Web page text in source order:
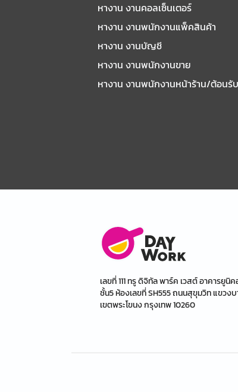
หางาน งานคอลเซ็นเตอร์
หางาน งานพนักงานแพ็คสินค้า
หางาน งานบัญชี
หางาน งานพนักงานขาย
หางาน งานพนักงานหน้าร้าน/ต้อนรับ
เลขที่ 111 ทรู ดิจิทัล พาร์ค เวสต์ อาคารยูนิ
ชั้น5 ห้องเลขที่ SH555 ถนนสุขุมวิท แขวง
เขตพระโขนง กรุงเทพ 10260